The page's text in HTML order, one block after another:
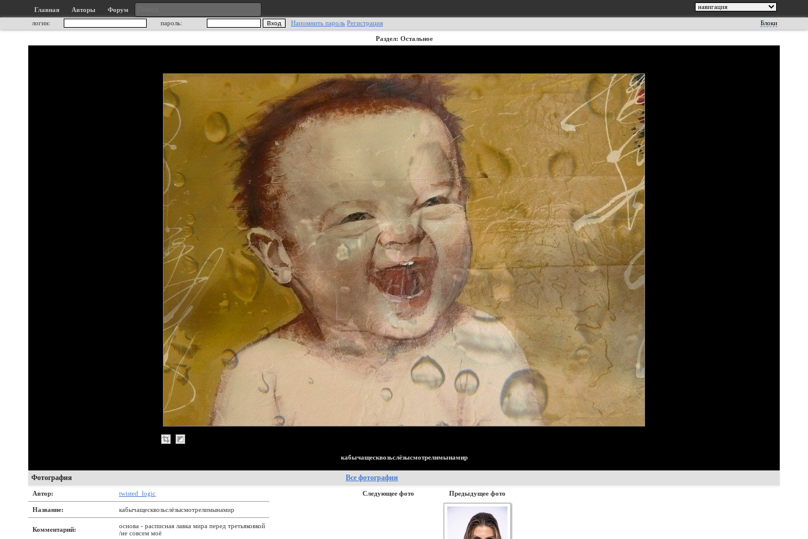
Главная Авторы
Форум
логин:
пароль: Напомнить пароль Регистрация Блоки
Раздел: Остальное
кабычащесквозьслёзысмотрелимынамир
Фотография Все фотографии
Автор: twisted_logic
Название: кабычащесквозьслёзысмотрелимынамир
Комментарий:
основа - расписная лавка мира перед третьяковкой
/не совсем моё
Следующее фото Предыдущее фото